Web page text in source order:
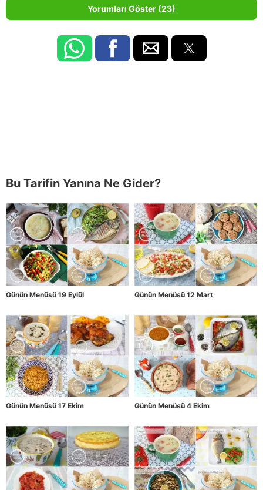
Yorumları Göster (23)
Bu Tarifin Yanına Ne Gider?
Günün Menüsü 19 Eylül Günün Menüsü 12 Mart
Günün Menüsü 17 Ekim Günün Menüsü 4 Ekim